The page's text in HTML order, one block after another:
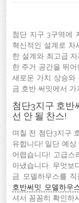
첨단 지구 3구역에
혁신적인 설계로 차
한 설계와 최고급
한 주거 공간을 뛰
새로운 가치 상승와
금 호반 써밋에서 가
첨단3지구 호반
선 안 될 찬스!
며칠 전 첨단3지구
유합니다! 일단 예
어렵습니다! 고급
아냈습니다. 무엇보
금 모델하우스를
호반써밋 모델하우
셔서 꼼꼼히 확인하